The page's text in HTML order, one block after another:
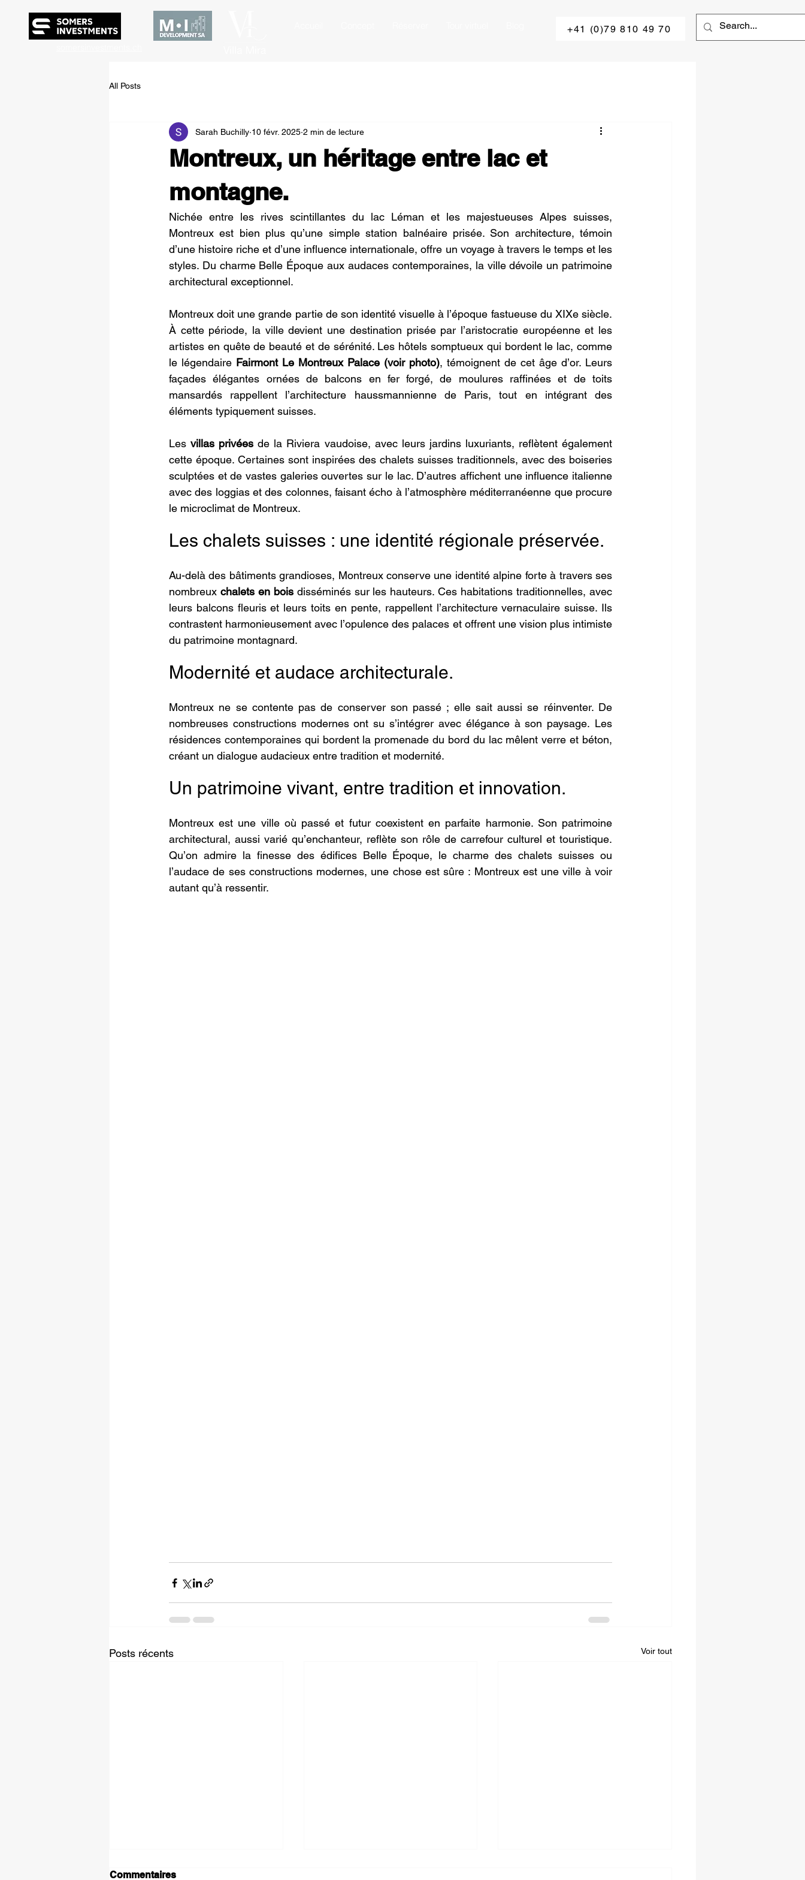
+41 (0)79 810 49 70
All Posts
Montreux, un héritage entre lac et
montagne.
Sarah Buchilly 10 févr. 2025 2 min de lecture
Nichée entre les rives scintillantes du lac Léman et les majestueuses Alpes suisses,
Montreux est bien plus qu’une simple station balnéaire prisée. Son architecture, témoin
d’une histoire riche et d’une influence internationale, offre un voyage à travers le temps et les
styles. Du charme Belle Époque aux audaces contemporaines, la ville dévoile un patrimoine
architectural exceptionnel.
Montreux doit une grande partie de son identité visuelle à l’époque fastueuse du XIXe siècle.
À cette période, la ville devient une destination prisée par l’aristocratie européenne et les
artistes en quête de beauté et de sérénité. Les hôtels somptueux qui bordent le lac, comme
le légendaire Fairmont Le Montreux Palace (voir photo), témoignent de cet âge d’or. Leurs
façades élégantes ornées de balcons en fer forgé, de moulures raffinées et de toits
mansardés rappellent l’architecture haussmannienne de Paris, tout en intégrant des
éléments typiquement suisses.
Les villas privées de la Riviera vaudoise, avec leurs jardins luxuriants, reflètent également
cette époque. Certaines sont inspirées des chalets suisses traditionnels, avec des boiseries
sculptées et de vastes galeries ouvertes sur le lac. D’autres affichent une influence italienne
avec des loggias et des colonnes, faisant écho à l’atmosphère méditerranéenne que procure
le microclimat de Montreux.
Les chalets suisses : une identité régionale préservée.
Au-delà des bâtiments grandioses, Montreux conserve une identité alpine forte à travers ses
nombreux chalets en bois disséminés sur les hauteurs. Ces habitations traditionnelles, avec
leurs balcons fleuris et leurs toits en pente, rappellent l’architecture vernaculaire suisse. Ils
contrastent harmonieusement avec l’opulence des palaces et offrent une vision plus intimiste
du patrimoine montagnard.
Modernité et audace architecturale.
Montreux ne se contente pas de conserver son passé ; elle sait aussi se réinventer. De
nombreuses constructions modernes ont su s’intégrer avec élégance à son paysage. Les
résidences contemporaines qui bordent la promenade du bord du lac mêlent verre et béton,
créant un dialogue audacieux entre tradition et modernité.
Un patrimoine vivant, entre tradition et innovation.
Montreux est une ville où passé et futur coexistent en parfaite harmonie. Son patrimoine
architectural, aussi varié qu’enchanteur, reflète son rôle de carrefour culturel et touristique.
Qu’on admire la finesse des édifices Belle Époque, le charme des chalets suisses ou
l’audace de ses constructions modernes, une chose est sûre : Montreux est une ville à voir
autant qu’à ressentir.
Posts récents Voir tout
Commentaires